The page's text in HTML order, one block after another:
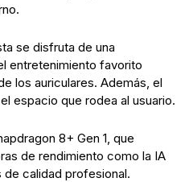
se disfruta de una
entretenimiento favorito
los auriculares. Además, el
espacio que rodea al usuario.
8+ Gen 1, que
de rendimiento como la IA
de calidad profesional.